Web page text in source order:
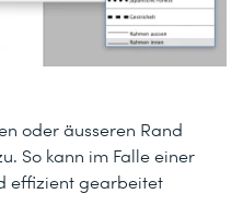
oder äusseren Rand
So kann im Falle einer
effizient gearbeitet